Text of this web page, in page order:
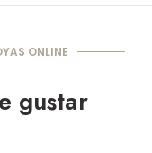
ONLINE
gustar